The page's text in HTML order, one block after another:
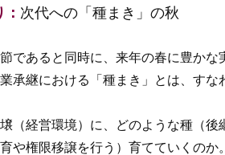
次代への「種まき」の秋
であると同時に、来年の春に豊かな
承継における「種まき」とは、す
（経営環境）に、どのような種（後
や権限移譲を行う）育てていくの